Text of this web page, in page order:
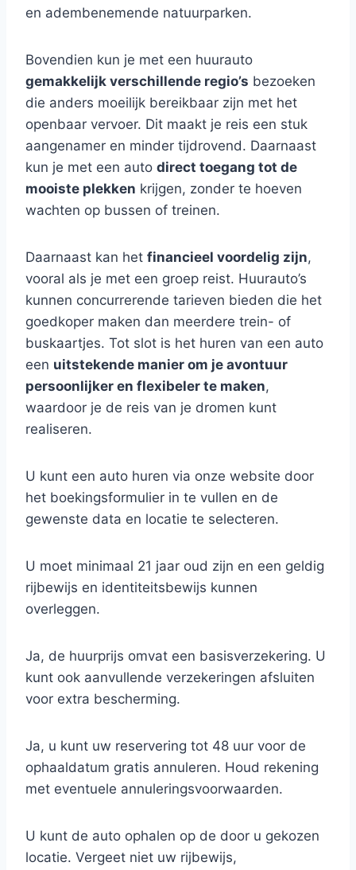
en adembenemende natuurparken.
Bovendien kun je met een huurauto
gemakkelijk verschillende regio’s bezoeken
die anders moeilijk bereikbaar zijn met het
openbaar vervoer. Dit maakt je reis een stuk
aangenamer en minder tijdrovend. Daarnaast
kun je met een auto direct toegang tot de
mooiste plekken krijgen, zonder te hoeven
wachten op bussen of treinen.
Daarnaast kan het financieel voordelig zijn,
vooral als je met een groep reist. Huurauto’s
kunnen concurrerende tarieven bieden die het
goedkoper maken dan meerdere trein- of
buskaartjes. Tot slot is het huren van een auto
een uitstekende manier om je avontuur
persoonlijker en flexibeler te maken,
waardoor je de reis van je dromen kunt
realiseren.
U kunt een auto huren via onze website door
het boekingsformulier in te vullen en de
gewenste data en locatie te selecteren.
U moet minimaal 21 jaar oud zijn en een geldig
rijbewijs en identiteitsbewijs kunnen
overleggen.
Ja, de huurprijs omvat een basisverzekering. U
kunt ook aanvullende verzekeringen afsluiten
voor extra bescherming.
Ja, u kunt uw reservering tot 48 uur voor de
ophaaldatum gratis annuleren. Houd rekening
met eventuele annuleringsvoorwaarden.
U kunt de auto ophalen op de door u gekozen
locatie. Vergeet niet uw rijbewijs,